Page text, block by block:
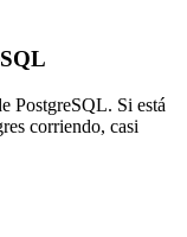
PostgreSQL. Si está
corriendo, casi